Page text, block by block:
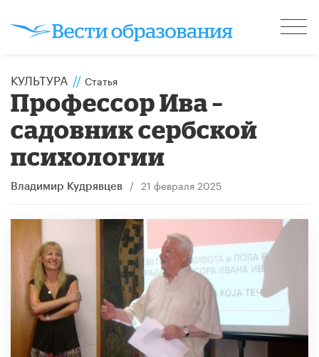
КУЛЬТУРА // Статья
Профессор Ива –
садовник сербской
психологии
Владимир Кудрявцев / 21 февраля 2025